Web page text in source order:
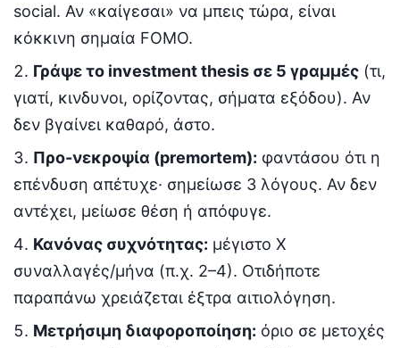
social. Αν «καίγεσαι» να μπεις τώρα, είναι
κόκκινη σημαία FOMO.
Γράψε το investment thesis σε 5 γραμμές (τι,
γιατί, κινδυνοι, ορίζοντας, σήματα εξόδου). Αν
δεν βγαίνει καθαρό, άστο.
Προ-νεκροψία (premortem): φαντάσου ότι η
επένδυση απέτυχε· σημείωσε 3 λόγους. Αν δεν
αντέχει, μείωσε θέση ή απόφυγε.
Κανόνας συχνότητας: μέγιστο Χ
συναλλαγές/μήνα (π.χ. 2–4). Οτιδήποτε
παραπάνω χρειάζεται έξτρα αιτιολόγηση.
Μετρήσιμη διαφοροποίηση: όριο σε μετοχές